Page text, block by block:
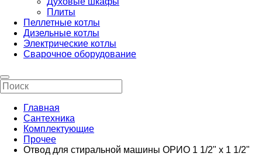
Плиты
Пеллетные котлы
Дизельные котлы
Электрические котлы
Сварочное оборудование
Главная
Сантехника
Комплектующие
Прочее
Отвод для стиральной машины ОРИО 1 1/2" х 1 1/2"